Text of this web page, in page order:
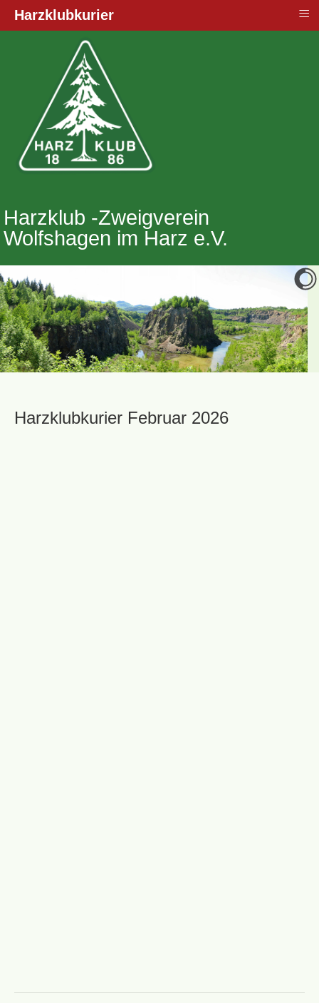
Harzklub -Zweigverein
Wolfshagen im Harz e.V.
Harzklubkurier Februar 2026
Harzklubkurier ≡